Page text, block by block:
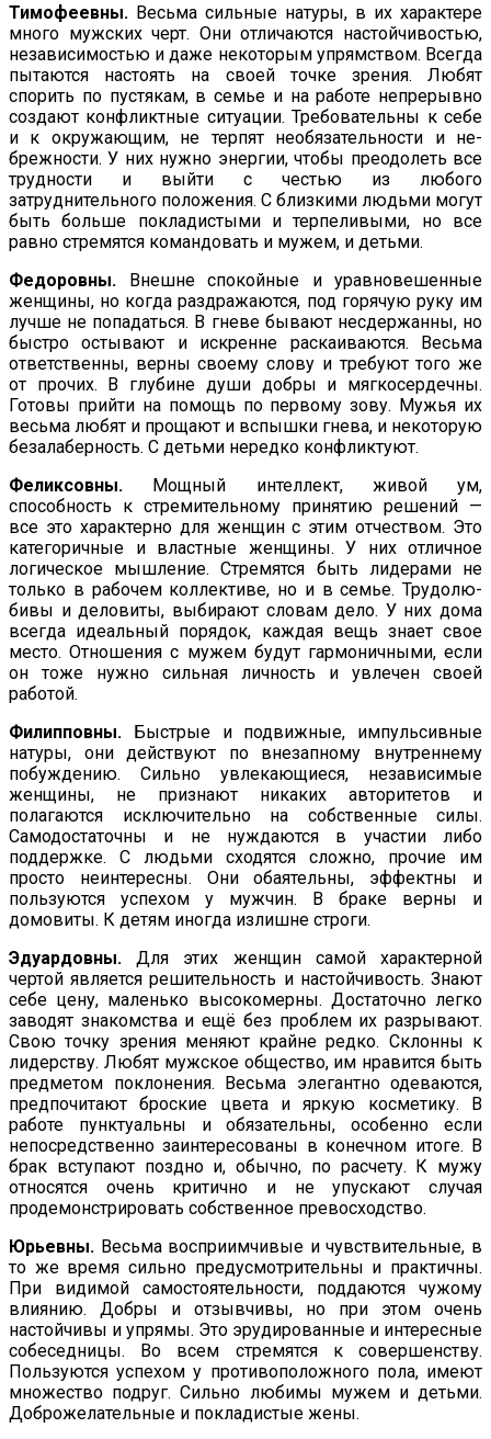
Тимофеевны. Весьма сильные натуры, в их характере
много мужских черт. Они отличаются настойчивостью,
независимостью и даже некоторым упрямством. Всегда
пытаются настоять на своей точке зрения. Любят
спорить по пустякам, в семье и на работе непрерывно
создают конфликтные ситуации. Требователь­ны к себе
и к окружающим, не терпят необязательности и не­
брежности. У них нужно энергии, чтобы преодолеть все
трудности и выйти с честью из любого
затруднительного поло­жения. С близкими людьми могут
быть больше покладистыми и терпеливыми, но все
равно стремятся командовать и мужем, и детьми.
Федоровны. Внешне спокойные и уравновешенные
женщины, но когда раздражаются, под горячую руку им
лучше не попа­даться. В гневе бывают несдержанны, но
быстро остывают и искренне раскаиваются. Весьма
ответственны, верны своему слову и требуют того же
от прочих. В глубине души добры и мягкосердечны.
Готовы прийти на помощь по первому зову. Мужья их
весьма любят и прощают и вспышки гнева, и некоторую
безалаберность. С детьми нередко конфликтуют.
Феликсовны. Мощный интеллект, живой ум,
способность к стремительному принятию решений —
все это характерно для жен­щин с этим отчеством. Это
категоричные и властные женщины. У них отличное
логическое мышление. Стремятся быть лиде­рами не
только в рабочем коллективе, но и в семье. Трудолю­
бивы и деловиты, выбирают словам дело. У них дома
всегда идеальный порядок, каждая вещь знает свое
место. Отношения с мужем будут гармоничными, если
он тоже нужно сильная личность и увлечен своей
работой.
Филипповны. Быстрые и подвижные, импульсивные
натуры, они действуют по внезапному внутреннему
побуждению. Сильно увлекающиеся, независимые
женщины, не признают никаких авторитетов и
полагаются исключительно на собственные силы.
Самодостаточны и не нуждаются в участии либо
поддержке. С людь­ми сходятся сложно, прочие им
просто неинтересны. Они обая­тельны, эффектны и
пользуются успехом у мужчин. В браке верны и
домовиты. К детям иногда излишне строги.
Эдуардовны. Для этих женщин самой характерной
чертой является решительность и настойчивость. Знают
себе цену, маленько высокомерны. Достаточно легко
заводят знакомства и ещё без проблем их разрывают.
Свою точку зрения меняют крайне редко. Склон­ны к
лидерству. Любят мужское общество, им нравится быть
предметом поклонения. Весьма элегантно одеваются,
предпочи­тают броские цвета и яркую косметику. В
работе пунктуальны и обязательны, особенно если
непосредственно заинтересованы в конечном итоге. В
брак вступают поздно и, обычно, по расче­ту. К мужу
относятся очень критично и не упускают случая
продемонстрировать собственное превосходство.
Юрьевны. Весьма восприимчивые и чувствительные, в
то же время сильно предусмотрительны и практичны.
При видимой самостоятельности, поддаются чужому
влиянию. Добры и от­зывчивы, но при этом очень
настойчивы и упрямы. Это эру­дированные и интересные
собеседницы. Во всем стремятся к совершенству.
Пользуются успехом у противоположного пола, имеют
множество подруг. Сильно любимы мужем и детьми.
Доброжелательные и покладистые жены.